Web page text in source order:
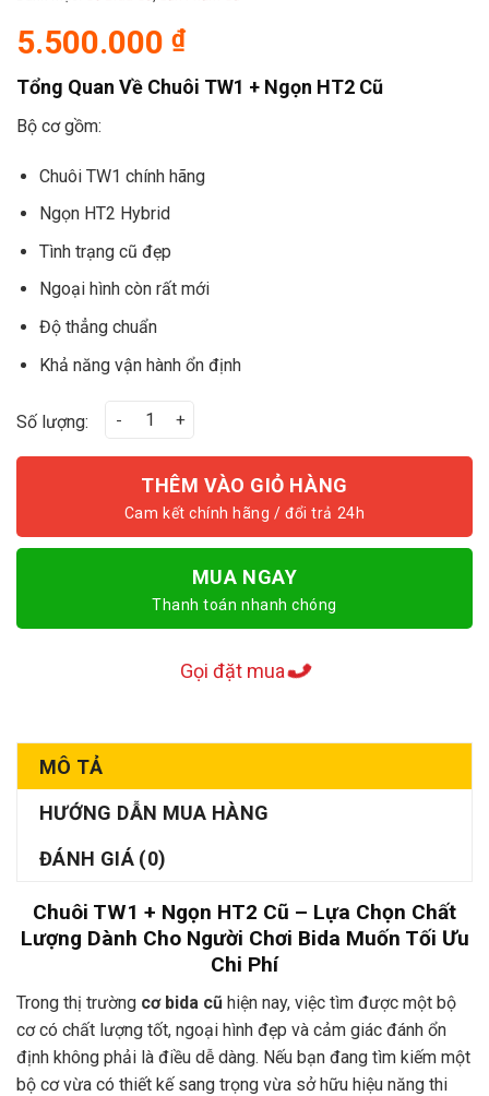
5.500.000 ₫
Tổng Quan Về Chuôi TW1 + Ngọn HT2 Cũ
Bộ cơ gồm:
Chuôi TW1 chính hãng
Ngọn HT2 Hybrid
Tình trạng cũ đẹp
Ngoại hình còn rất mới
Độ thẳng chuẩn
Khả năng vận hành ổn định
Số lượng: Chuôi TW1 + Ngọn HT2 Cũ số lượng
THÊM VÀO GIỎ HÀNG
MUA NGAY
Thanh toán nhanh chóng
Gọi đặt mua
MÔ TẢ
HƯỚNG DẪN MUA HÀNG
ĐÁNH GIÁ (0)
Chuôi TW1 + Ngọn HT2 Cũ – Lựa Chọn Chất
Lượng Dành Cho Người Chơi Bida Muốn Tối Ưu
Chi Phí
Trong thị trường cơ bida cũ hiện nay, việc tìm được một bộ
cơ có chất lượng tốt, ngoại hình đẹp và cảm giác đánh ổn
định không phải là điều dễ dàng. Nếu bạn đang tìm kiếm một
bộ cơ vừa có thiết kế sang trọng vừa sở hữu hiệu năng thi